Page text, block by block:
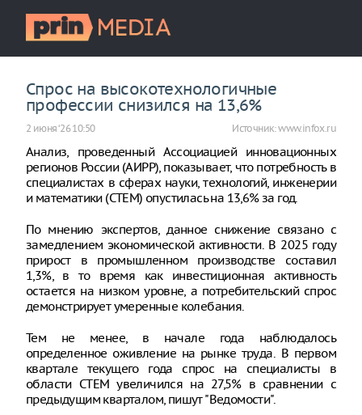
Спрос на высокотехнологичные
профессии снизился на 13,6%
2 июня ‘26 10:50 Источник:www.infox.ru
Анализ, проведенный Ассоциацией инновационных
регионов России (АИРР), показывает, что потребность в
специалистах в сферах науки, технологий, инженерии
и математики (СТЕМ) опустилась на 13,6% за год.
По мнению экспертов, данное снижение связано с
замедлением экономической активности. В 2025 году
прирост в промышленном производстве составил
1,3%, в то время как инвестиционная активность
остается на низком уровне, а потребительский спрос
демонстрирует умеренные колебания.
Тем не менее, в начале года наблюдалось
определенное оживление на рынке труда. В первом
квартале текущего года спрос на специалисты в
области СТЕМ увеличился на 27,5% в сравнении с
предыдущим кварталом, пишут "Ведомости".